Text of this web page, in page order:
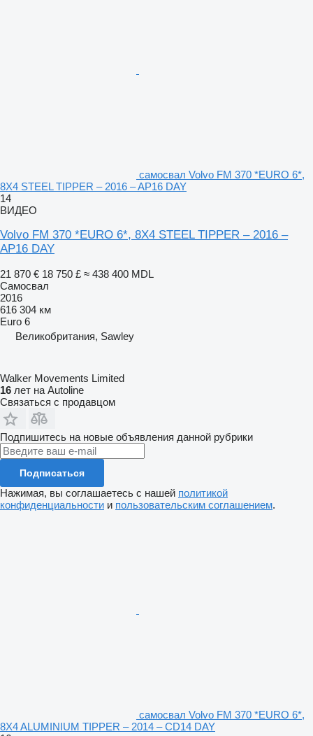
самосвал Volvo FM 370 *EURO 6*,
8X4 STEEL TIPPER – 2016 – AP16 DAY
14
ВИДЕО
Volvo FM 370 *EURO 6*, 8X4 STEEL TIPPER – 2016 –
AP16 DAY
21 870 € 18 750 £ ≈ 438 400 MDL
Самосвал
2016
616 304 км
Euro 6
Великобритания, Sawley
Walker Movements Limited
16 лет на Autoline
Связаться с продавцом
Подпишитесь на новые объявления данной рубрики
Подписаться
Нажимая, вы соглашаетесь с нашей политикой
конфиденциальности и пользовательским соглашением.
самосвал Volvo FM 370 *EURO 6*,
8X4 ALUMINIUM TIPPER – 2014 – CD14 DAY